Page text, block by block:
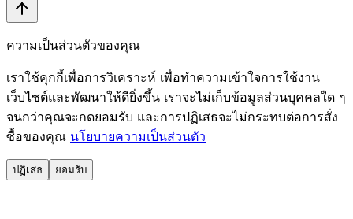
ความเป็นส่วนตัวของคุณ
เราใช้คุกกี้เพื่อการวิเคราะห์ เพื่อทำความเข้าใจการใช้งาน
เว็บไซต์และพัฒนาให้ดียิ่งขึ้น เราจะไม่เก็บข้อมูลส่วนบุคคลใด ๆ
จนกว่าคุณจะกดยอมรับ และการปฏิเสธจะไม่กระทบต่อการสั่ง
ซื้อของคุณ นโยบายความเป็นส่วนตัว
ปฏิเสธ ยอมรับ